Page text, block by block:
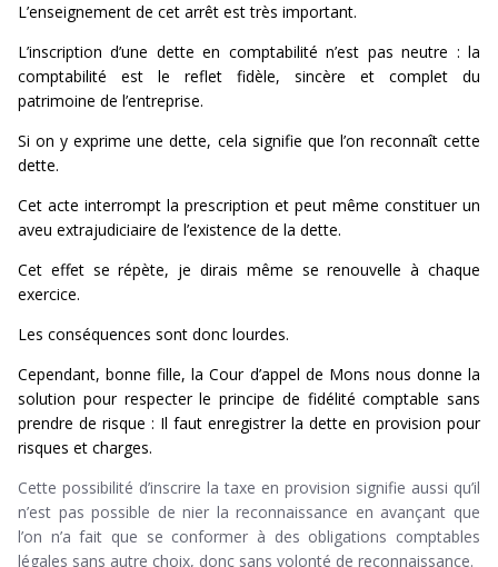
L’enseignement de cet arrêt est très important.
L’inscription d’une dette en comptabilité n’est pas neutre : la
comptabilité est le reflet fidèle, sincère et complet du
patrimoine de l’entreprise.
Si on y exprime une dette, cela signifie que l’on reconnaît cette
dette.
Cet acte interrompt la prescription et peut même constituer un
aveu extrajudiciaire de l’existence de la dette.
Cet effet se répète, je dirais même se renouvelle à chaque
exercice.
Les conséquences sont donc lourdes.
Cependant, bonne fille, la Cour d’appel de Mons nous donne la
solution pour respecter le principe de fidélité comptable sans
prendre de risque : Il faut enregistrer la dette en provision pour
risques et charges.
Cette possibilité d’inscrire la taxe en provision signifie aussi qu’il
n’est pas possible de nier la reconnaissance en avançant que
l’on n’a fait que se conformer à des obligations comptables
légales sans autre choix, donc sans volonté de reconnaissance.
search